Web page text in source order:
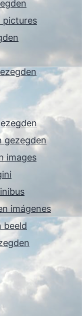
pictures
gezegden
images
imágenes
beeld